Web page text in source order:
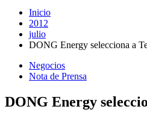
Inicio
2012
julio
DONG Energy selecciona a
Negocios
Nota de Prensa
DONG Energy